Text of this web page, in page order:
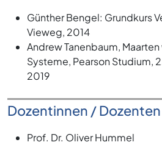
Günther Bengel: Grundkurs
Vieweg, 2014
Andrew Tanenbaum,
Systeme, Pearson Studium,
2019
Dozentinnen / Dozenten
Prof. Dr. Oliver Hummel